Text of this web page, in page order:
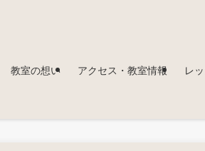
教室の想い アクセス・教室情報 レ